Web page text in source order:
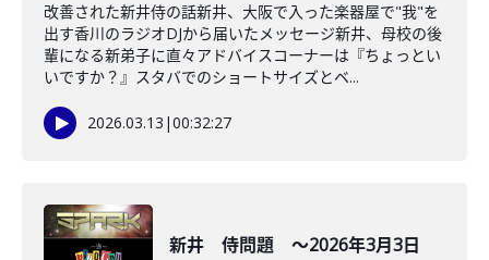
改善された新井侍の話新井、大阪で入った楽器屋で"我"を
出す香川のラジオDJから届いたメッセージ新井、母校の後
輩になる新弟子に直々アドバイスコーナーは『ちょっとい
いですか？』スタバでのショートサイズとベ...
2026.03.13 |00:32:27
新井 侍問題 ～2026年3月3日